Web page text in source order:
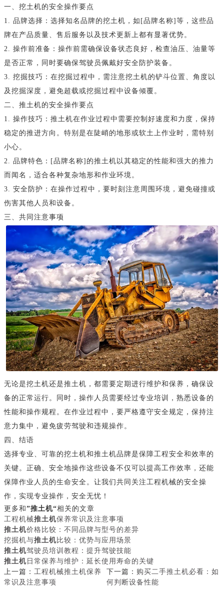
一、挖土机的安全操作要点
1. 品牌选择：选择知名品牌的挖土机，如[品牌名称]等，这些品
牌在产品质量、售后服务以及技术更新上都有显著优势。
2. 操作前准备：操作前需确保设备状态良好，检查油压、油量等
是否正常，同时要确保驾驶员佩戴好安全防护装备。
3. 挖掘技巧：在挖掘过程中，需注意挖土机的铲斗位置、角度以
及挖掘深度，避免超载或挖掘过程中设备倾覆。
二、推土机的安全操作要点
1. 操作技巧：推土机在作业过程中需要控制好速度和力度，保持
稳定的推进方向。特别是在陡峭的地形或软土上作业时，需特别
小心。
2. 品牌特色：[品牌名称]的推土机以其稳定的性能和强大的推力
而闻名，适合各种复杂地形和作业环境。
3. 安全防护：在操作过程中，要时刻注意周围环境，避免碰撞或
伤害其他人员和设备。
三、共同注意事项
无论是挖土机还是推土机，都需要定期进行维护和保养，确保设
备的正常运行。同时，操作人员需要经过专业培训，熟悉设备的
性能和操作规程。在作业过程中，要严格遵守安全规定，保持注
意力集中，避免疲劳驾驶和违规操作。
四、结语
选择专业、可靠的挖土机和推土机品牌是保障工程安全和效率的
关键。正确、安全地操作这些设备不仅可以提高工作效率，还能
保障作业人员的生命安全。让我们共同关注工程机械的安全操
作，实现专业操作，安全无忧！
更多和 ”推土机“相关的文章
工程机械推土机保养常识及注意事项
推土机价格比较：不同品牌与型号的差异
挖掘机与推土机比较：优势与应用场景
推土机驾驶员培训教程：提升驾驶技能
推土机 日常保养与维护：延长使用寿命的关键
上一篇： 工程机械推土机保养
常识及注意事项
下一篇： 购买二手推土机必看：如
何判断设备性能